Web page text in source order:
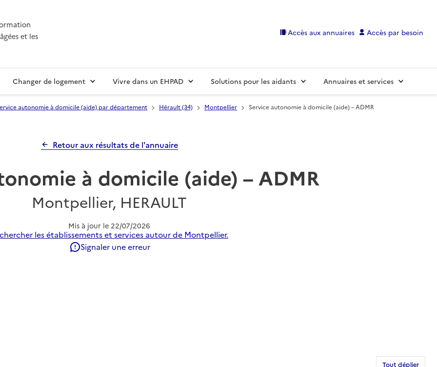
et les
Accès aux annuaires Accès par besoin
Changer de logement Vivre dans un EHPAD Solutions pour les aidants Annuaires et services
autonomie à domicile (aide) par département Hérault (34) Montpellier Service autonomie à domicile (aide) – ADMR
Retour aux résultats de l'annuaire
à domicile (aide) – ADMR
Montpellier, HERAULT
Mis à jour le 22/07/2026
les établissements et services autour de Montpellier.
Signaler une erreur
Tout déplier